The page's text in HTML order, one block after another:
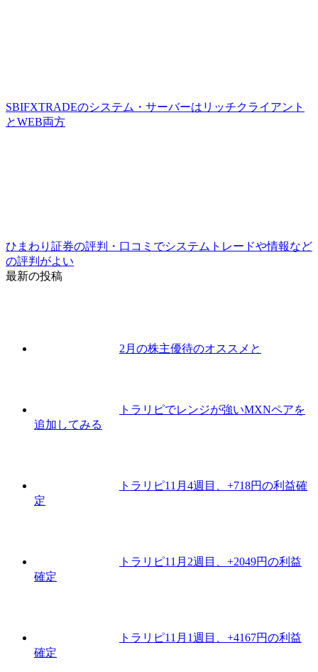
SBIFXTRADEのシステム・サーバーはリッチクライアント
とWEB両方
ひまわり証券の評判・口コミでシステムトレードや情報など
の評判がよい
最新の投稿
2月の株主優待のオススメと
トラリピでレンジが強いMXNペアを
追加してみる
トラリピ11月4週目、+718円の利益確
定
トラリピ11月2週目、+2049円の利益
確定
トラリピ11月1週目、+4167円の利益
確定